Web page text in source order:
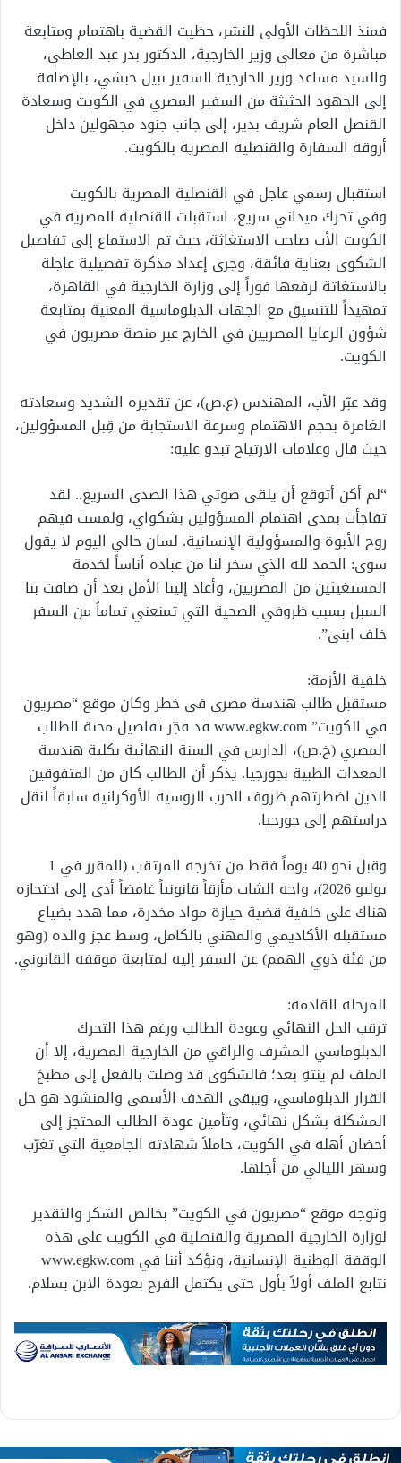
فمنذ اللحظات الأولى للنشر، حظيت القضية باهتمام ومتابعة
مباشرة من معالي وزير الخارجية، الدكتور بدر عبد العاطي،
والسيد مساعد وزير الخارجية السفير نبيل حبشي، بالإضافة
إلى الجهود الحثيثة من السفير المصري في الكويت وسعادة
القنصل العام شريف بدير، إلى جانب جنود مجهولين داخل
أروقة السفارة والقنصلية المصرية بالكويت.
استقبال رسمي عاجل في القنصلية المصرية بالكويت
وفي تحرك ميداني سريع، استقبلت القنصلية المصرية في
الكويت الأب صاحب الاستغاثة، حيث تم الاستماع إلى تفاصيل
الشكوى بعناية فائقة، وجرى إعداد مذكرة تفصيلية عاجلة
بالاستغاثة لرفعها فوراً إلى وزارة الخارجية في القاهرة،
تمهيداً للتنسيق مع الجهات الدبلوماسية المعنية بمتابعة
شؤون الرعايا المصريين في الخارج عبر منصة مصريون في
الكويت.
وقد عبّر الأب، المهندس (ع.ص)، عن تقديره الشديد وسعادته
الغامرة بحجم الاهتمام وسرعة الاستجابة من قِبل المسؤولين،
حيث قال وعلامات الارتياح تبدو عليه:
“لم أكن أتوقع أن يلقى صوتي هذا الصدى السريع.. لقد
تفاجأت بمدى اهتمام المسؤولين بشكواي، ولمست فيهم
روح الأبوة والمسؤولية الإنسانية. لسان حالي اليوم لا يقول
سوى: الحمد لله الذي سخر لنا من عباده أناساً لخدمة
المستغيثين من المصريين، وأعاد إلينا الأمل بعد أن ضاقت بنا
السبل بسبب ظروفي الصحية التي تمنعني تماماً من السفر
خلف ابني”.
خلفية الأزمة:
مستقبل طالب هندسة مصري في خطر وكان موقع “مصريون
في الكويت” www.egkw.com قد فجّر تفاصيل محنة الطالب
المصري (خ.ص)، الدارس في السنة النهائية بكلية هندسة
المعدات الطبية بجورجيا. يذكر أن الطالب كان من المتفوقين
الذين اضطرتهم ظروف الحرب الروسية الأوكرانية سابقاً لنقل
دراستهم إلى جورجيا.
وقبل نحو 40 يوماً فقط من تخرجه المرتقب (المقرر في 1
يوليو 2026)، واجه الشاب مأزقاً قانونياً غامضاً أدى إلى احتجازه
هناك على خلفية قضية حيازة مواد مخدرة، مما هدد بضياع
مستقبله الأكاديمي والمهني بالكامل، وسط عجز والده (وهو
من فئة ذوي الهمم) عن السفر إليه لمتابعة موقفه القانوني.
المرحلة القادمة:
ترقب الحل النهائي وعودة الطالب ورغم هذا التحرك
الدبلوماسي المشرف والراقي من الخارجية المصرية، إلا أن
الملف لم ينتهِ بعد؛ فالشكوى قد وصلت بالفعل إلى مطبخ
القرار الدبلوماسي، ويبقى الهدف الأسمى والمنشود هو حل
المشكلة بشكل نهائي، وتأمين عودة الطالب المحتجز إلى
أحضان أهله في الكويت، حاملاً شهادته الجامعية التي تغرّب
وسهر الليالي من أجلها.
وتوجه موقع “مصريون في الكويت” بخالص الشكر والتقدير
لوزارة الخارجية المصرية والقنصلية في الكويت على هذه
الوقفة الوطنية الإنسانية، ونؤكد أننا في www.egkw.com
نتابع الملف أولاً بأول حتى يكتمل الفرح بعودة الابن بسلام.